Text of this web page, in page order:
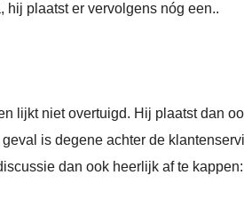
hij plaatst er vervolgens nóg een..
lijkt niet overtuigd. Hij plaatst dan
is degene achter de
dan ook heerlijk af te kappen: